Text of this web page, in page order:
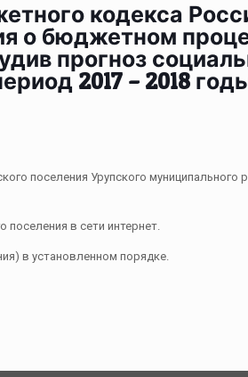
кодекса
о бюджетном
прогноз
2017 – 2018
поселения Урупского муниципального
в сети интернет.
в установленном порядке.